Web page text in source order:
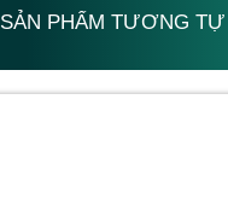
SẢN PHẨM TƯƠNG TỰ